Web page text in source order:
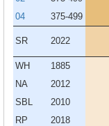
04 375-499
SR 2022
WH 1885
NA 2012
SBL 2010
RP 2018